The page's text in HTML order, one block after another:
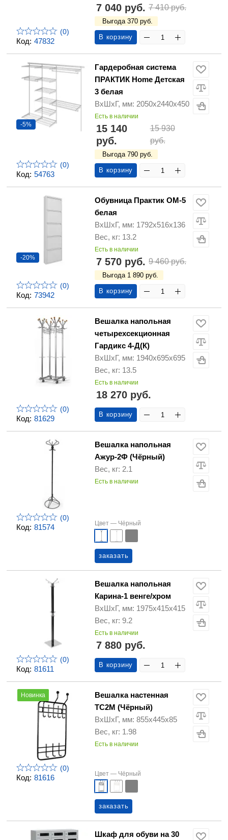
Код: 47832
(0)
7 040 руб. 7 410 руб.
Выгода 370 руб.
В корзину
Код: 54763
-5%
(0)
Гардеробная система
ПРАКТИК Home Детская
3 белая
ВхШхГ, мм: 2050x2440x450
Есть в наличии
15 140
руб.
15 930
руб.
Выгода 790 руб.
В корзину
Код: 73942
-20%
(0)
Обувница Практик ОМ-5
белая
ВхШхГ, мм: 1792x516x136
Вес, кг: 13.2
Есть в наличии
7 570 руб. 9 460 руб.
Выгода 1 890 руб.
В корзину
Код: 81629
(0)
Вешалка напольная
четырехсекционная
Гардикс 4-Д(К)
ВхШхГ, мм: 1940х695х695
Вес, кг: 13.5
Есть в наличии
18 270 руб.
В корзину
Код: 81574
(0)
Вешалка напольная
Ажур-2Ф (Чёрный)
Вес, кг: 2.1
Есть в наличии
Цвет — Чёрный
заказать
Код: 81611
(0)
Вешалка напольная
Карина-1 венге/хром
ВхШхГ, мм: 1975х415х415
Вес, кг: 9.2
Есть в наличии
7 880 руб.
В корзину
Код: 81616
Новинка
(0)
Вешалка настенная
ТС2М (Чёрный)
ВхШхГ, мм: 855х445х85
Вес, кг: 1.98
Есть в наличии
Цвет — Чёрный
заказать
Шкаф для обуви на 30